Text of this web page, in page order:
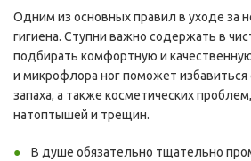
Одним из основных правил в уходе за
гигиена. Ступни важно содержать в
подбирать комфортную и
и микрофлора ног поможет избавиться
запаха, а также косметических
натоптышей и трещин.
В душе обязательно тщательно